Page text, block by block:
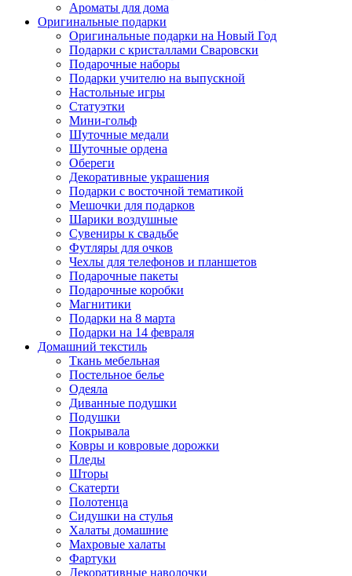
Ароматы для дома
Оригинальные подарки
Оригинальные подарки на Новый Год
Подарки с кристаллами Сваровски
Подарочные наборы
Подарки учителю на выпускной
Настольные игры
Статуэтки
Мини-гольф
Шуточные медали
Шуточные ордена
Обереги
Декоративные украшения
Подарки с восточной тематикой
Мешочки для подарков
Шарики воздушные
Сувениры к свадьбе
Футляры для очков
Чехлы для телефонов и планшетов
Подарочные пакеты
Подарочные коробки
Магнитики
Подарки на 8 марта
Подарки на 14 февраля
Домашний текстиль
Ткань мебельная
Постельное белье
Одеяла
Диванные подушки
Подушки
Покрывала
Ковры и ковровые дорожки
Пледы
Шторы
Скатерти
Полотенца
Сидушки на стулья
Халаты домашние
Махровые халаты
Фартуки
Декоративные наволочки